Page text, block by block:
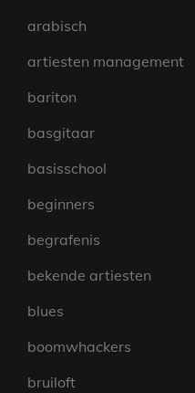
arabisch
artiesten management
bariton
basgitaar
basisschool
beginners
begrafenis
bekende artiesten
blues
boomwhackers
bruiloft